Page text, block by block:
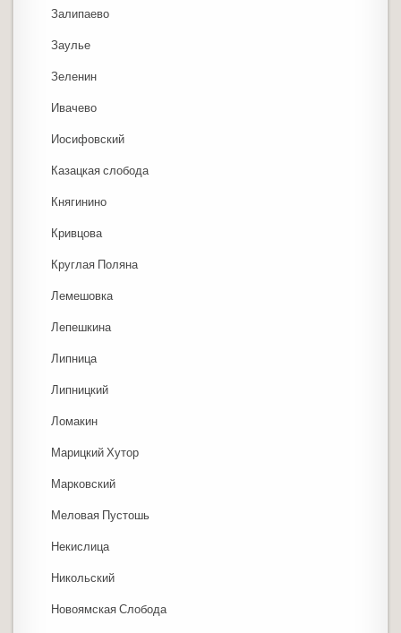
Залипаево
Заулье
Зеленин
Ивачево
Иосифовский
Казацкая слобода
Княгинино
Кривцова
Круглая Поляна
Лемешовка
Лепешкина
Липница
Липницкий
Ломакин
Марицкий Хутор
Марковский
Меловая Пустошь
Некислица
Никольский
Новоямская Слобода